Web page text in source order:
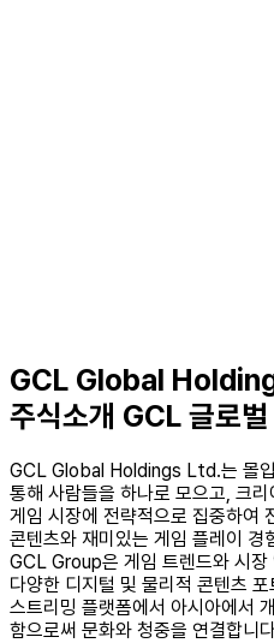
GCL Global
주식소개 GCL 글로
GCL Global Holdings Ltd.는 몰
통해 사람들을 하나로 모으고, 크
게임 시장에 전략적으로 집중하여
콘텐츠와 재미있는 게임 플레이 경
GCL Group은 게임 트렌드와 시장
다양한 디지털 및 물리적 콘텐츠
스트리밍 플랫폼에서 아시아에서
함으로써 문화와 청중을 연결합니